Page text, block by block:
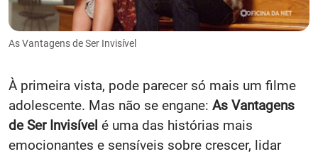
As Vantagens de Ser Invisível
À primeira vista, pode parecer só mais um filme
adolescente. Mas não se engane: As Vantagens
de Ser Invisível é uma das histórias mais
emocionantes e sensíveis sobre crescer, lidar